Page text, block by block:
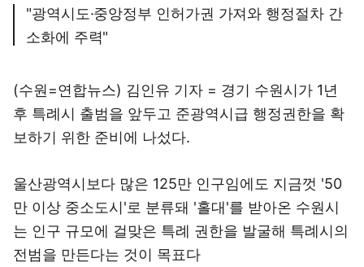
"광역시도·중앙정부 인허가권 가져와 행정절차 간
소화에 주력"
(수원=연합뉴스) 김인유 기자 = 경기 수원시가 1년
후 특례시 출범을 앞두고 준광역시급 행정권한을 확
보하기 위한 준비에 나섰다.
울산광역시보다 많은 125만 인구임에도 지금껏 '50
만 이상 중소도시'로 분류돼 '홀대'를 받아온 수원시
는 인구 규모에 걸맞은 특례 권한을 발굴해 특례시의
전범을 만든다는 것이 목표다